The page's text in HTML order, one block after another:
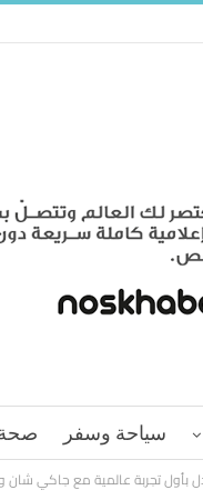
سياحة وسفر
بأول تجربة عالمية مع جاكي شان